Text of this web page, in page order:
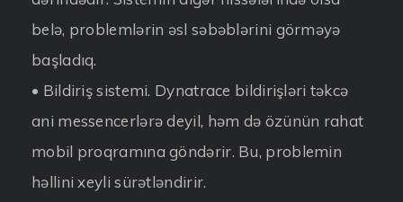
belə, problemlərin əsl səbəblərini görməyə
başladıq.
• Bildiriş sistemi. Dynatrace bildirişləri təkcə
ani messencerlərə deyil, həm də özünün rahat
mobil proqramına göndərir. Bu, problemin
həllini xeyli sürətləndirir.